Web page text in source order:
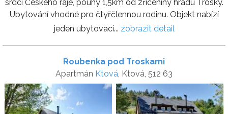
srdci Českého ráje, pouhý 1,5km od zříceniny hradu Trosky.
Ubytování vhodné pro čtyřčlennou rodinu. Objekt nabízí
jeden ubytovací... zobrazit detail
Roubenka pod Troskami
Apartmán Ktová , Ktová, 512 63